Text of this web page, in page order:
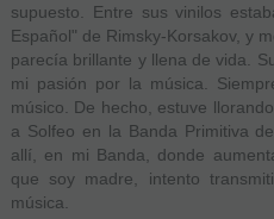
supuesto. Entre sus vinilos
Español" de Rimsky-Korsakov, y
parecía brillante y llena de vida.
mi pasión por la música.
músico. De hecho, estuve
a Solfeo en la Banda Primitiva
allí, en mi Banda, donde
que soy madre, intento
música.